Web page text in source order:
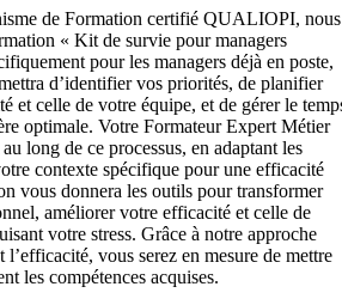
de Formation certifié QUALIOPI, nous
« Kit de survie pour managers
pour les managers déjà en poste,
d’identifier vos priorités, de planifier
et celle de votre équipe, et de gérer le
optimale. Votre Formateur Expert Métier
long de ce processus, en adaptant les
contexte spécifique pour une efficacité
vous donnera les outils pour transformer
améliorer votre efficacité et celle de
votre stress. Grâce à notre approche
l’efficacité, vous serez en mesure de mettre
les compétences acquises.